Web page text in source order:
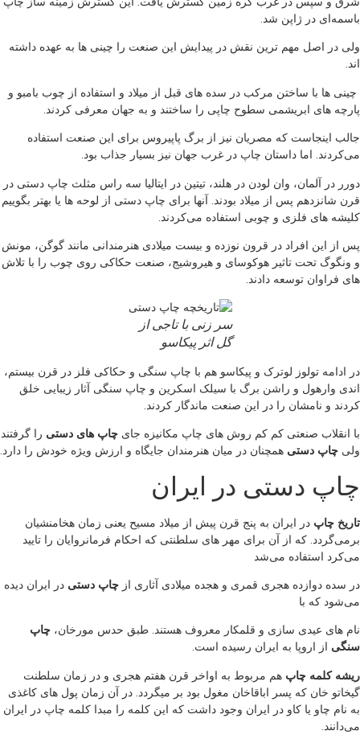
باسمه‌ای در ژاپن شد.
ولی در اصل مهم ترین نقش در پیدایش این صنعت را چینی ها به عهده داشته
اند.
چینی ها با ساختن مرکب در سده های قبل از میلاد و استفاده از چوب بامبو و
پارچه های ابریشمی سطوح چاپی را ساختند و به جهان معرفی کردند.
جالب اینجاست که مصریان نیز از برگ پاپیروس برای این صنعت استفاده
می‌کردند. اما داستان چاپ در غرب جهان نیز بسیار جذاب بود.
دورر در آلمان، وان لودن در هلند، تیتین در ایتالیا سه راس مثلث چاپ دستی در
قرن شانزدهم پس از میلاد بودند. آنها برای چاپ دستی از لوحه ها یا بهتر بگوییم
کلیشه های فلزی و چوبی استفاده می‌کردند.
پس از این افراد در قرون نوزده و بیست میلادی هنرمندانی مانند گوگن، مونش
و ونگوگ تحت تاثیر هوکوسای و هیروشیج، صنعت حکاکی روی چوب را با تلاش
های فراوان توسعه دادند.
سر زنی با تاجی از
گل اثر پیکاسو
در ادامه تولوز لوترک و پیکاسو هم با چاپ سنگی و حکاکی فلز در قرن بیستم،
اندی وارهول و راشن برگ با سیلک اسکرین و چاپ سنگی آثار زیبایی خلق
کردند و نامشان را در این صنعت ماندگار کردند.
با انقلاب صنعتی کم کم روش های چاپ مکانیزه جای چاپ های دستی را گرفتند
ولی چاپ دستی همچنان در میان هنرمندان جایگاه و ارزش ویژه خودش را دارد.
چاپ دستی در ایران
تاریخ چاپ در ایران به پنج قرن پیش از میلاد مسیح یعنی زمان هخامنشیان
برمی‌گردد. که از آن برای مهر های سلطنتی که احکام فرمانروایان را تایید
می‌کرد استفاده می‌شد
در سده دوازده هجری قمری و هجده میلادی آثاری از چاپ دستی در ایران دیده
می‌شود که با
نام های عیدی سازی و قلمکار معروف هستند. طبق حدس مورخان، چاپ
سنگی از اروپا به ایران رسیده است.
ریشه کلمه چاپ هم مربوط به اواخر قرن هفتم هجری و در زمان سلطنت
گیخاتو خان که پسر اباقاخان مغول بود بر میگردد. در آن زمان پول های کاغذی
به نام چاو یا کاو در ایران وجود داشت که این کلمه را مبدا کلمه چاپ در ایران
می‌دانند.